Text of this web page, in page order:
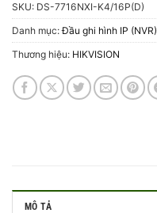
SKU: DS-7716NXI-K4/16P(D)
Danh mục:Đầu ghi hình IP (NVR)
Thương hiệu: HIKVISION
MÔ TẢ